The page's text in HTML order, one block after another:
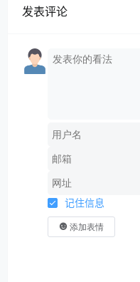
发表评论
记住信息
添加表情